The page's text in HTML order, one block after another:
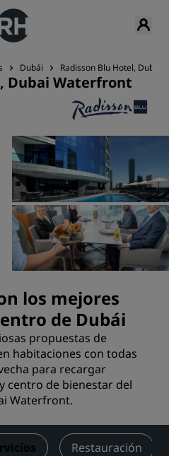
Dubái Radisson Blu Hotel, Dubai
Dubai Waterfront
los mejores
de Dubái
propuestas de
habitaciones con todas
para recargar
centro de bienestar del
Waterfront.
Restauración